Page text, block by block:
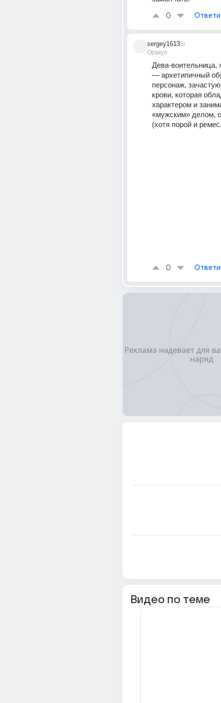
0
sergey1613
Оракул
3г
Дева-воительница,
— архетипичный
персонаж,
крови, которая
характером и
«мужским» делом,
(хотя порой и
0
Видео по теме